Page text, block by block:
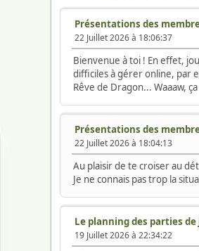
Présentations des
22 Juillet 2026 à 18:06:37
Bienvenue à toi ! En effet,
difficiles à gérer online, par
Rêve de Dragon... Waaaw,
Présentations des
22 Juillet 2026 à 18:04:13
Au plaisir de te croiser au
Je ne connais pas trop la
Le planning des parties de
19 Juillet 2026 à 22:34:22